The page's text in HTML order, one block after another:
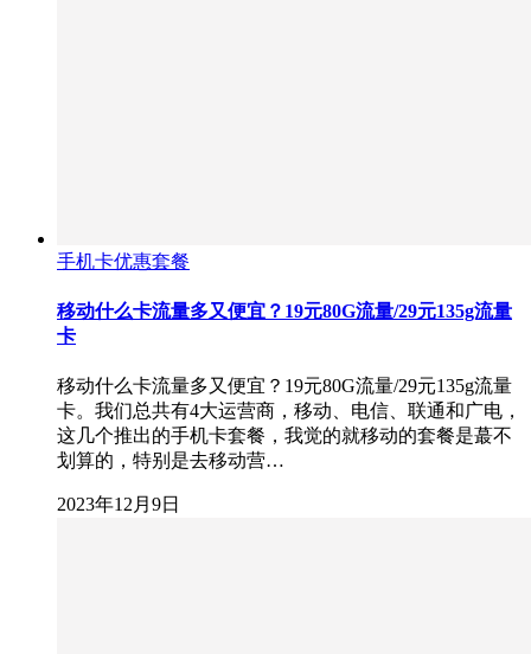
手机卡优惠套餐
移动什么卡流量多又便宜？19元80G流量/29元135g流量
卡
移动什么卡流量多又便宜？19元80G流量/29元135g流量
卡。我们总共有4大运营商，移动、电信、联通和广电，
这几个推出的手机卡套餐，我觉的就移动的套餐是蕞不
划算的，特别是去移动营…
2023年12月9日